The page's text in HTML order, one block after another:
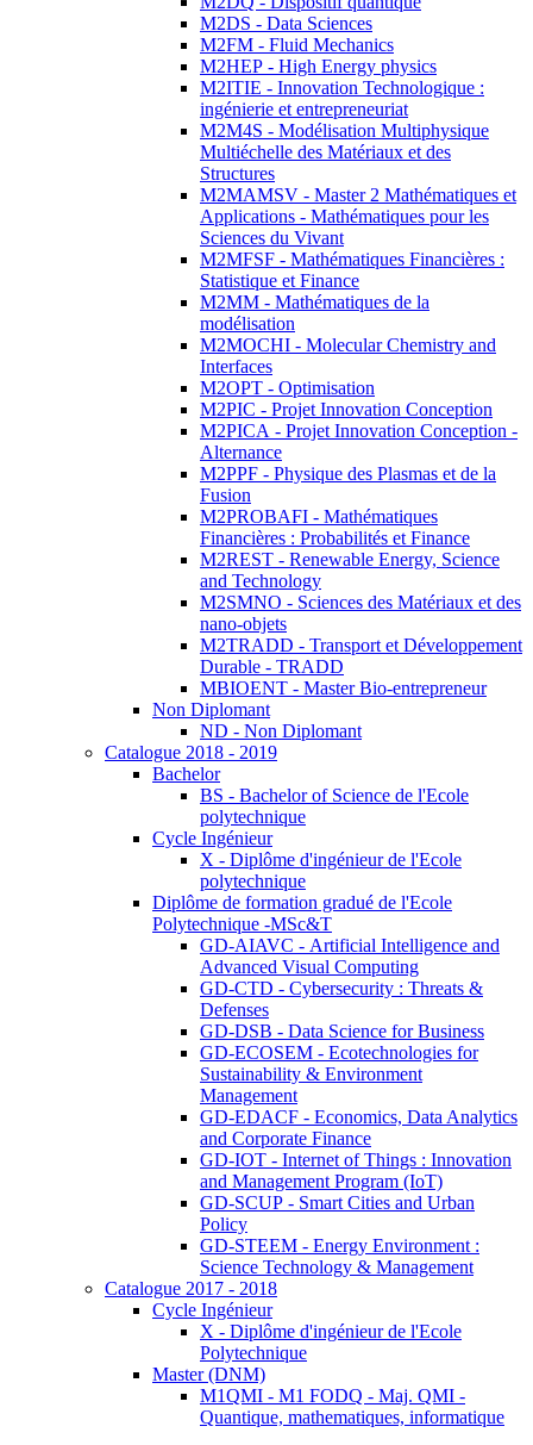
M2DS - Data Sciences
M2FM - Fluid Mechanics
M2HEP - High Energy physics
M2ITIE - Innovation Technologique :
ingénierie et entrepreneuriat
M2M4S - Modélisation Multiphysique
Multiéchelle des Matériaux et des
Structures
M2MAMSV - Master 2 Mathématiques et
Applications - Mathématiques pour les
Sciences du Vivant
M2MFSF - Mathématiques Financières :
Statistique et Finance
M2MM - Mathématiques de la
modélisation
M2MOCHI - Molecular Chemistry and
Interfaces
M2OPT - Optimisation
M2PIC - Projet Innovation Conception
M2PICA - Projet Innovation Conception -
Alternance
M2PPF - Physique des Plasmas et de la
Fusion
M2PROBAFI - Mathématiques
Financières : Probabilités et Finance
M2REST - Renewable Energy, Science
and Technology
M2SMNO - Sciences des Matériaux et des
nano-objets
M2TRADD - Transport et Développement
Durable - TRADD
MBIOENT - Master Bio-entrepreneur
Non Diplomant
ND - Non Diplomant
Catalogue 2018 - 2019
Bachelor
BS - Bachelor of Science de l'Ecole
polytechnique
Cycle Ingénieur
X - Diplôme d'ingénieur de l'Ecole
polytechnique
Diplôme de formation gradué de l'Ecole
Polytechnique -MSc&T
GD-AIAVC - Artificial Intelligence and
Advanced Visual Computing
GD-CTD - Cybersecurity : Threats &
Defenses
GD-DSB - Data Science for Business
GD-ECOSEM - Ecotechnologies for
Sustainability & Environment
Management
GD-EDACF - Economics, Data Analytics
and Corporate Finance
GD-IOT - Internet of Things : Innovation
and Management Program (IoT)
GD-SCUP - Smart Cities and Urban
Policy
GD-STEEM - Energy Environment :
Science Technology & Management
Catalogue 2017 - 2018
Cycle Ingénieur
X - Diplôme d'ingénieur de l'Ecole
Polytechnique
Master (DNM)
M1QMI - M1 FODQ - Maj. QMI -
Quantique, mathematiques, informatique